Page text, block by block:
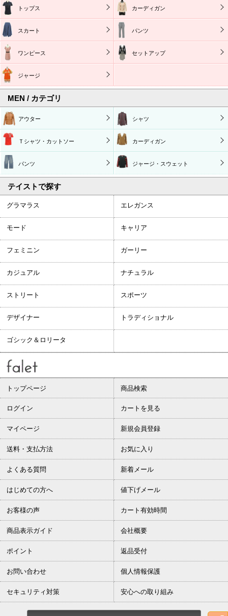
トップス カーディガン
スカート パンツ
ワンピース セットアップ
ジャージ
MEN / カテゴリ
アウター シャツ
Ｔシャツ・カットソー カーディガン
パンツ ジャージ・スウェット
テイストで探す
グラマラス エレガンス
モード キャリア
フェミニン ガーリー
カジュアル ナチュラル
ストリート スポーツ
デザイナー トラディショナル
ゴシック＆ロリータ
トップページ 商品検索
ログイン カートを見る
マイページ 新規会員登録
送料・支払方法 お気に入り
よくある質問 新着メール
はじめての方へ 値下げメール
お客様の声 カート有効時間
商品表示ガイド 会社概要
ポイント 返品受付
お問い合わせ 個人情報保護
セキュリティ対策 安心への取り組み